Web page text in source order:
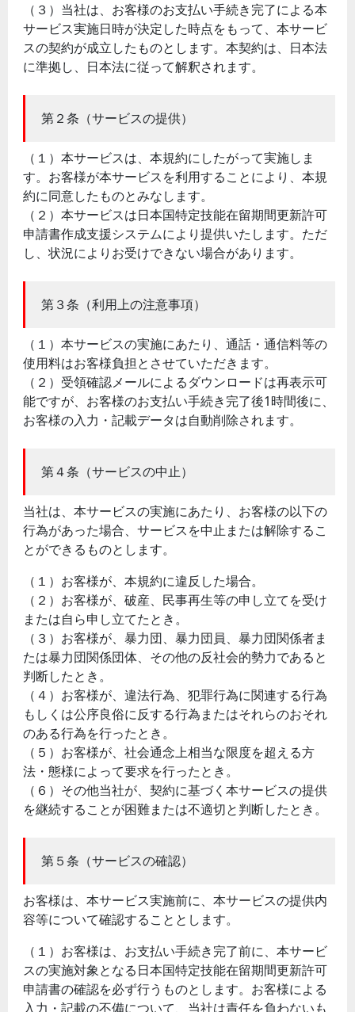
（３）当社は、お客様のお支払い手続き完了による本
サービス実施日時が決定した時点をもって、本サービ
スの契約が成立したものとします。本契約は、日本法
に準拠し、日本法に従って解釈されます。
第２条（サービスの提供）
（１）本サービスは、本規約にしたがって実施しま
す。お客様が本サービスを利用することにより、本規
約に同意したものとみなします。
（２）本サービスは日本国特定技能在留期間更新許可
申請書作成支援システムにより提供いたします。ただ
し、状況によりお受けできない場合があります。
第３条（利用上の注意事項）
（１）本サービスの実施にあたり、通話・通信料等の
使用料はお客様負担とさせていただきます。
（２）受領確認メールによるダウンロードは再表示可
能ですが、お客様のお支払い手続き完了後1時間後に、
お客様の入力・記載データは自動削除されます。
第４条（サービスの中止）
当社は、本サービスの実施にあたり、お客様の以下の
行為があった場合、サービスを中止または解除するこ
とができるものとします。
（１）お客様が、本規約に違反した場合。
（２）お客様が、破産、民事再生等の申し立てを受け
または自ら申し立てたとき。
（３）お客様が、暴力団、暴力団員、暴力団関係者ま
たは暴力団関係団体、その他の反社会的勢力であると
判断したとき。
（４）お客様が、違法行為、犯罪行為に関連する行為
もしくは公序良俗に反する行為またはそれらのおそれ
のある行為を行ったとき。
（５）お客様が、社会通念上相当な限度を超える方
法・態様によって要求を行ったとき。
（６）その他当社が、契約に基づく本サービスの提供
を継続することが困難または不適切と判断したとき。
第５条（サービスの確認）
お客様は、本サービス実施前に、本サービスの提供内
容等について確認することとします。
（１）お客様は、お支払い手続き完了前に、本サービ
スの実施対象となる日本国特定技能在留期間更新許可
申請書の確認を必ず行うものとします。お客様による
入力・記載の不備について、当社は責任を負わないも